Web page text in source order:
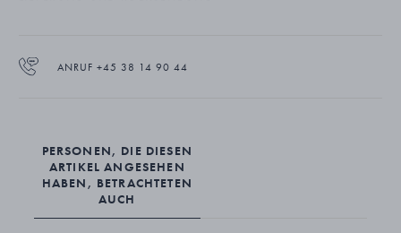
echten modernen Klassikern geworden.
Menügabeln (3340012, 200 mm), Steakmessern, lang (3340017,
220 mm) und Teelöffeln (3340033, 137 mm). Es ist aus Edelstahl mit
ANRUF +45 38 14 90 44
PERSONEN, DIE DIESEN
ARTIKEL ANGESEHEN
HABEN, BETRACHTETEN
AUCH